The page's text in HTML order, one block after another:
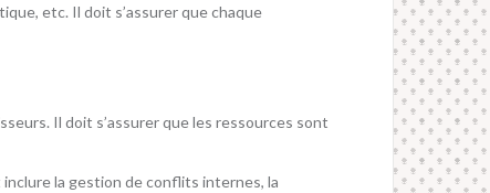
etc. Il doit s’assurer que chaque
Il doit s’assurer que les ressources sont
la gestion de conflits internes, la